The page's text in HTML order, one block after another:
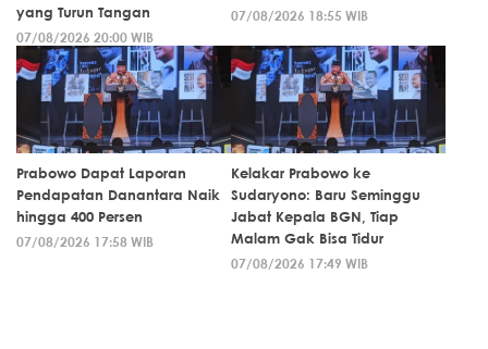
yang Turun Tangan
07/08/2026 20:00 WIB
07/08/2026 18:55 WIB
Prabowo Dapat Laporan
Pendapatan Danantara Naik
hingga 400 Persen
07/08/2026 17:58 WIB
Kelakar Prabowo ke
Sudaryono: Baru Seminggu
Jabat Kepala BGN, Tiap
Malam Gak Bisa Tidur
07/08/2026 17:49 WIB